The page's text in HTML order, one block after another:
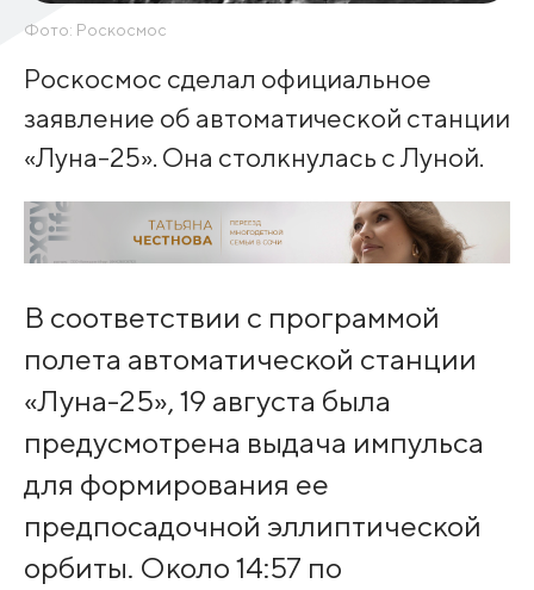
Фото: Роскосмос
Роскосмос сделал официальное
заявление об автоматической станции
«Луна-25». Она столкнулась с Луной.
В соответствии с программой
полета автоматической станции
«Луна-25», 19 августа была
предусмотрена выдача импульса
для формирования ее
предпосадочной эллиптической
орбиты. Около 14:57 по